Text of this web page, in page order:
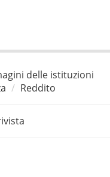
delle istituzioni
Reddito